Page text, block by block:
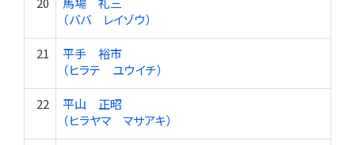
（ババ レイゾウ）
21
平手 裕市
（ヒラテ ユウイチ）
22
平山 正昭
（ヒラヤマ マサアキ）